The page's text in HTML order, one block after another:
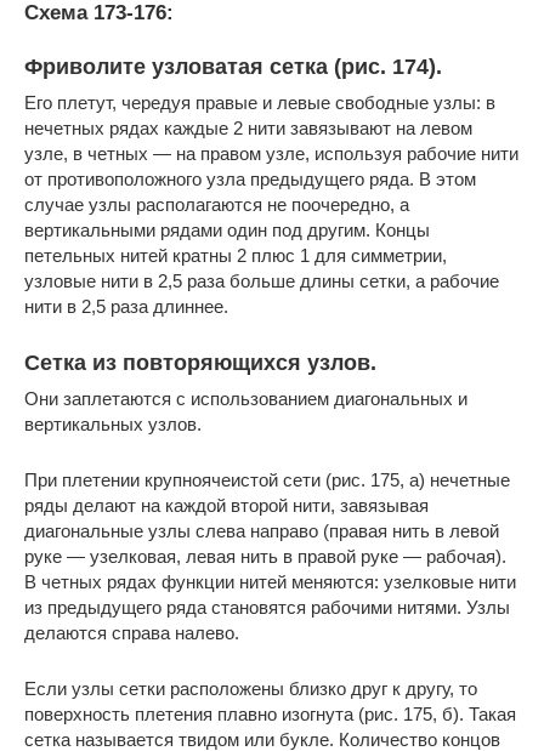
Схема 173-176:
Фриволите узловатая сетка (рис. 174).
Его плетут, чередуя правые и левые свободные узлы: в
нечетных рядах каждые 2 нити завязывают на левом
узле, в четных — на правом узле, используя рабочие нити
от противоположного узла предыдущего ряда. В этом
случае узлы располагаются не поочередно, а
вертикальными рядами один под другим. Концы
петельных нитей кратны 2 плюс 1 для симметрии,
узловые нити в 2,5 раза больше длины сетки, а рабочие
нити в 2,5 раза длиннее.
Сетка из повторяющихся узлов.
Они заплетаются с использованием диагональных и
вертикальных узлов.
При плетении крупноячеистой сети (рис. 175, а) нечетные
ряды делают на каждой второй нити, завязывая
диагональные узлы слева направо (правая нить в левой
руке — узелковая, левая нить в правой руке — рабочая).
В четных рядах функции нитей меняются: узелковые нити
из предыдущего ряда становятся рабочими нитями. Узлы
делаются справа налево.
Если узлы сетки расположены близко друг к другу, то
поверхность плетения плавно изогнута (рис. 175, б). Такая
сетка называется твидом или букле. Количество концов